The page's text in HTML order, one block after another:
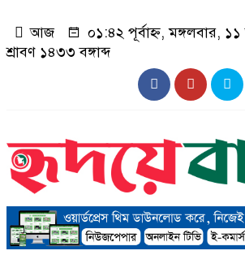
আজ
০১:৪২ পূর্বাহ্ন, মঙ্গলবার,
শ্রাবণ ১৪৩৩ বঙ্গাব্দ